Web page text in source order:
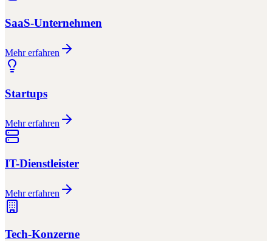
SaaS-Unternehmen
Mehr erfahren
Startups
Mehr erfahren
IT-Dienstleister
Mehr erfahren
Tech-Konzerne